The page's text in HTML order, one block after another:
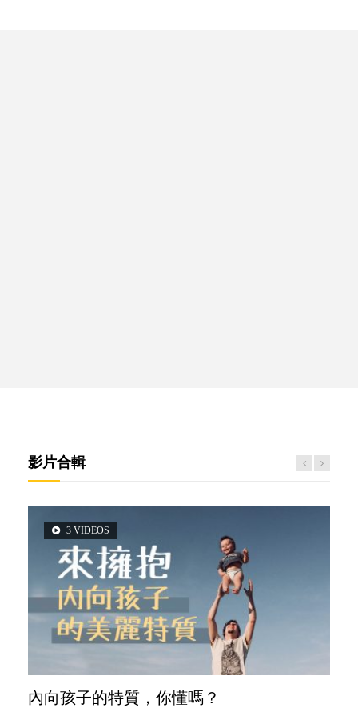
影片合輯
3 VIDEOS
內向孩子的特質，你懂嗎？
2 VIDEOS
想孩子學好外語，點做好？
5 VIDEOS
夫妻必看！經營婚姻，沒捷徑
6 VIDEOS
孩子能力天注定？
6 VIDEOS
愛孩子也別忘了愛自己，父母如何關顧自